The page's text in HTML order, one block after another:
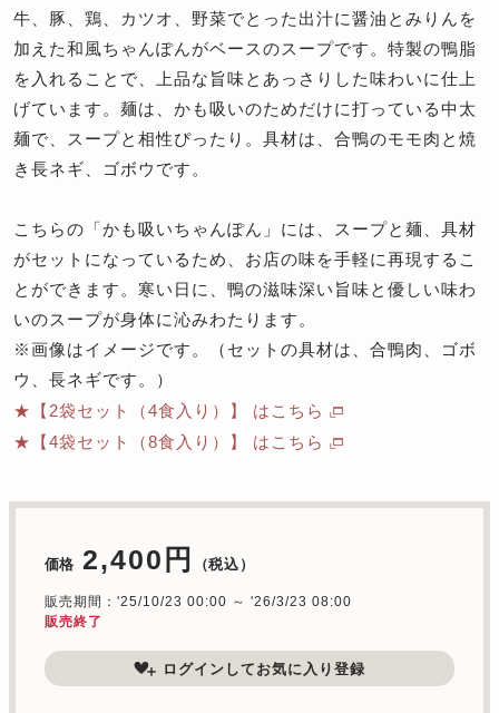
牛、豚、鶏、カツオ、野菜でとった出汁に醤油とみりんを
加えた和風ちゃんぽんがベースのスープです。特製の鴨脂
を入れることで、上品な旨味とあっさりした味わいに仕上
げています。麺は、かも吸いのためだけに打っている中太
麺で、スープと相性ぴったり。具材は、合鴨のモモ肉と焼
き長ネギ、ゴボウです。
こちらの「かも吸いちゃんぽん」には、スープと麺、具材
がセットになっているため、お店の味を手軽に再現するこ
とができます。寒い日に、鴨の滋味深い旨味と優しい味わ
いのスープが身体に沁みわたります。
※画像はイメージです。（セットの具材は、合鴨肉、ゴボ
ウ、長ネギです。）
★【2袋セット（4食入り）】 はこちら
★【4袋セット（8食入り）】 はこちら
価格 2,400円 （税込）
販売期間：'25/10/23 00:00 ～ '26/3/23 08:00
販売終了
ログインしてお気に入り登録